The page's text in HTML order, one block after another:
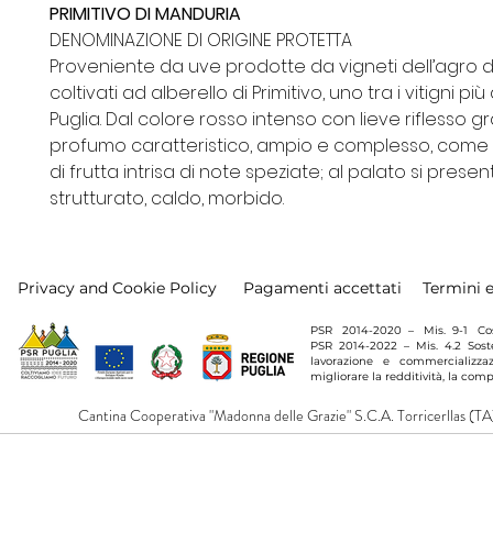
PRIMITIVO DI MANDURIA
DENOMINAZIONE DI ORIGINE PROTETTA
Proveniente da uve prodotte da vigneti dell’agro
coltivati ad alberello di Primitivo, uno tra i vitigni più
Puglia. Dal colore rosso intenso con lieve riflesso
profumo caratteristico, ampio e complesso,
di frutta intrisa di note speziate; al palato si
strutturato, caldo, morbido.
Privacy and Cookie Policy Termini
Pagamenti accettati
PSR 2014-2020 – Mis. 9-1
PSR 2014-2022 – Mis. 4.2
lavorazione e
migliorare la redditività, la
Cantina Cooperativa "Madonna delle Grazie" S.C.A.